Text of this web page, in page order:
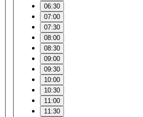
06:30
07:00
07:30
08:00
08:30
09:00
09:30
10:00
10:30
11:00
11:30